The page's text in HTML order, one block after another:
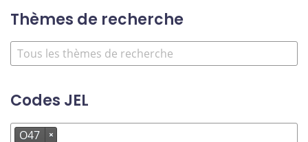
Thèmes de recherche
Codes JEL
O47 ×